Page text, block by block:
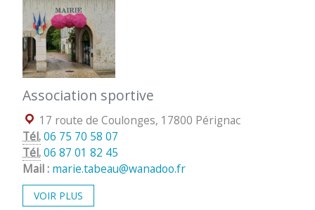
Association sportive
Localisation :
17 route de Coulonges, 17800 Pérignac
Tél.06 75 70 58 07
Tél.06 87 01 82 45
Mail : marie.tabeau@wanadoo.fr
VOIR PLUS